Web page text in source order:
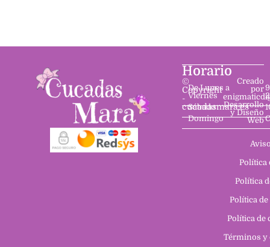
Horario
De Lunes a
Viernes
Sábado
Domingo
Política
Política
Política
Política de
Términos y
©
Copyright
-
cucadasmara.es
Creado
por
Desarrollo
y Diseño
Web